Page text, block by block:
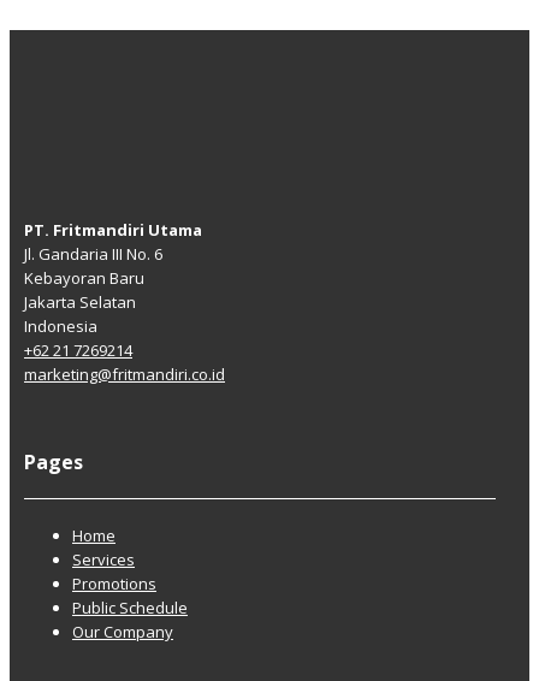
PT. Fritmandiri Utama
Jl. Gandaria III No. 6
Kebayoran Baru
Jakarta Selatan
Indonesia
+62 21 7269214
marketing@fritmandiri.co.id
Pages
Home
Services
Promotions
Public Schedule
Our Company